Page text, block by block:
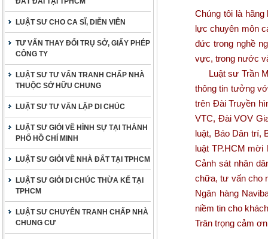
LUẬT SƯ CHO CA SĨ, DIỄN VIÊN
TƯ VẤN THAY ĐỔI TRỤ SỞ, GIẤY PHÉP
CÔNG TY
LUẬT SƯ TƯ VẤN TRANH CHẤP NHÀ
THUỘC SỞ HỮU CHUNG
LUẬT SƯ TƯ VẤN LẬP DI CHÚC
LUẬT SƯ GIỎI VỀ HÌNH SỰ TẠI THÀNH
PHỐ HỒ CHÍ MINH
LUẬT SƯ GIỎI VỀ NHÀ ĐẤT TẠI TPHCM
LUẬT SƯ GIỎI DI CHÚC THỪA KẾ TẠI
TPHCM
LUẬT SƯ CHUYÊN TRANH CHẤP NHÀ
CHUNG CƯ
Chúng tôi là
lực chuyên môn
đức trong nghề
vực, trong nước
Luật sư Trần
thông tin tưởng
trên Đài Truyền
VTC, Đài VOV
luật, Báo Dân trí,
luật TP.HCM mời
Cảnh sát nhân
chữa, tư vấn cho
Ngân hàng
niềm tin cho
Trân trọng cảm